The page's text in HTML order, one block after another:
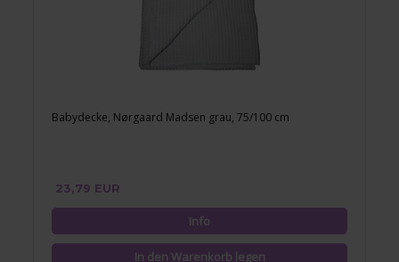
Babydecke, Nørgaard Madsen grau, 75/100 cm
23,79 EUR